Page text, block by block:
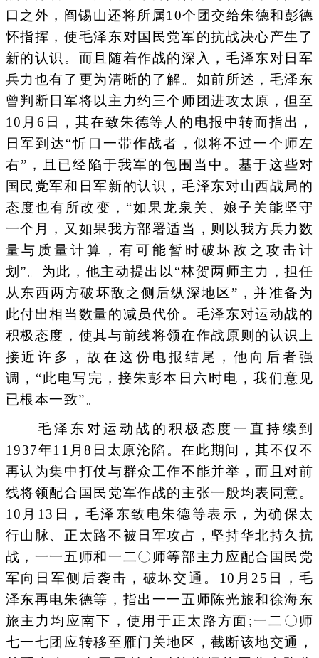
口之外，阎锡山还将所属10个团交给朱德和彭德
怀指挥，使毛泽东对国民党军的抗战决心产生了
新的认识。而且随着作战的深入，毛泽东对日军
兵力也有了更为清晰的了解。如前所述，毛泽东
曾判断日军将以主力约三个师团进攻太原，但至
10月6日，其在致朱德等人的电报中转而指出，
日军到达“忻口一带作战者，似将不过一个师左
右”，且已经陷于我军的包围当中。基于这些对
国民党军和日军新的认识，毛泽东对山西战局的
态度也有所改变，“如果龙泉关、娘子关能坚守
一个月，又如果我方部署适当，则以我方兵力数
量与质量计算，有可能暂时破坏敌之攻击计
划”。为此，他主动提出以“林贺两师主力，担任
从东西两方破坏敌之侧后纵深地区”，并准备为
此付出相当数量的减员代价。毛泽东对运动战的
积极态度，使其与前线将领在作战原则的认识上
接近许多，故在这份电报结尾，他向后者强
调，“此电写完，接朱彭本日六时电，我们意见
已根本一致”。
毛泽东对运动战的积极态度一直持续到
1937年11月8日太原沦陷。在此期间，其不仅不
再认为集中打仗与群众工作不能并举，而且对前
线将领配合国民党军作战的主张一般均表同意。
10月13日，毛泽东致电朱德等表示，为确保太
行山脉、正太路不被日军攻占，坚持华北持久抗
战，一一五师和一二〇师等部主力应配合国民党
军向日军侧后袭击，破坏交通。10月25日，毛
泽东再电朱德等，指出一一五师陈光旅和徐海东
旅主力均应南下，使用于正太路方面;一二〇师
七一七团应转移至雁门关地区，截断该地交通，